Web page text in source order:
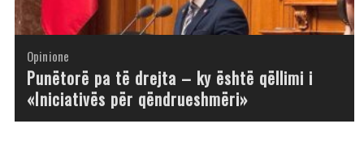
Opinione
Opinione
Punëtorë pa të drejta – ky është qëllimi i
«Iniciativës për qëndrueshmëri»
Opinione
Opinione
Opinione
Opinione
Opinione
Opinione